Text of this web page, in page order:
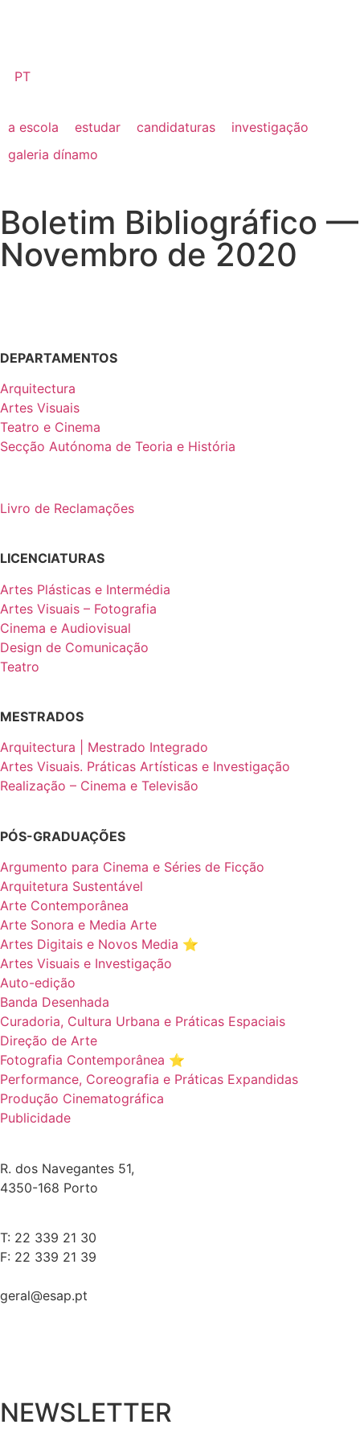
PT
a escola estudar candidaturas
investigação
galeria dínamo
Boletim Bibliográfico —
Novembro de 2020
DEPARTAMENTOS
Arquitectura
Artes Visuais
Teatro e Cinema
Secção Autónoma de Teoria e História
Livro de Reclamações
LICENCIATURAS
Artes Plásticas e Intermédia
Artes Visuais – Fotografia
Cinema e Audiovisual
Design de Comunicação
Teatro
MESTRADOS
Arquitectura | Mestrado Integrado
Artes Visuais. Práticas Artísticas e Investigação
Realização – Cinema e Televisão
PÓS-GRADUAÇÕES
Argumento para Cinema e Séries de Ficção
Arquitetura Sustentável
Arte Contemporânea
Arte Sonora e Media Arte
Artes Digitais e Novos Media ⭐️
Artes Visuais e Investigação
Auto-edição
Banda Desenhada
Curadoria, Cultura Urbana e Práticas Espaciais
Direção de Arte
Fotografia Contemporânea ⭐️
Performance, Coreografia e Práticas Expandidas
Produção Cinematográfica
Publicidade
R. dos Navegantes 51,
4350-168 Porto
T: 22 339 21 30
F: 22 339 21 39
geral@esap.pt
NEWSLETTER